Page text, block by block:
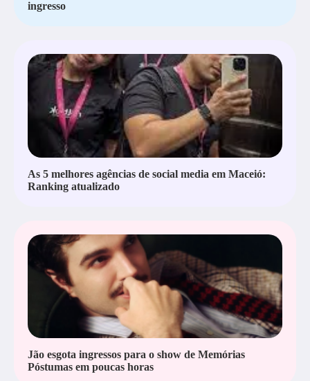
ingresso
As 5 melhores agências de social media em Maceió:
Ranking atualizado
Jão esgota ingressos para o show de Memórias
Póstumas em poucas horas